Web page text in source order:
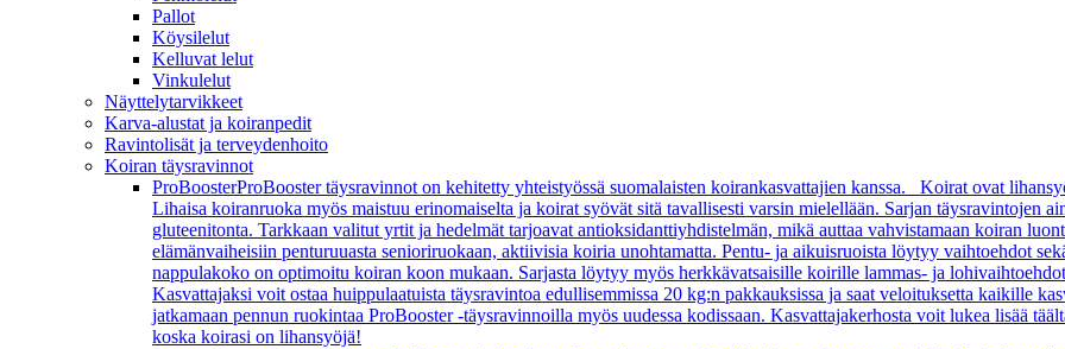
Pallot
Köysilelut
Kelluvat lelut
Vinkulelut
Näyttelytarvikkeet
Karva-alustat ja koiranpedit
Ravintolisät ja terveydenhoito
Koiran täysravinnot
ProBoosterProBooster täysravinnot on kehitetty yhteistyössä suomalaisten koirankasvattajien kanssa. Koirat ovat
Lihaisa koiranruoka myös maistuu erinomaiselta ja koirat syövät sitä tavallisesti varsin mielellään. Sarjan täysravintojen
gluteenitonta. Tarkkaan valitut yrtit ja hedelmät tarjoavat antioksidanttiyhdistelmän, mikä auttaa vahvistamaan koiran
elämänvaiheisiin penturuuasta senioriruokaan, aktiivisia koiria unohtamatta. Pentu- ja aikuisruoista löytyy vaihtoehdot
nappulakoko on optimoitu koiran koon mukaan. Sarjasta löytyy myös herkkävatsaisille koirille lammas- ja
Kasvattajaksi voit ostaa huippulaatuista täysravintoa edullisemmissa 20 kg:n pakkauksissa ja saat veloituksetta kaikille
jatkamaan pennun ruokintaa ProBooster -täysravinnoilla myös uudessa kodissaan. Kasvattajakerhosta voit lukea lisää
koska koirasi on lihansyöjä!